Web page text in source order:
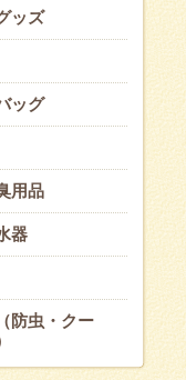
ッズ
ッグ
用品
器
防虫・クー